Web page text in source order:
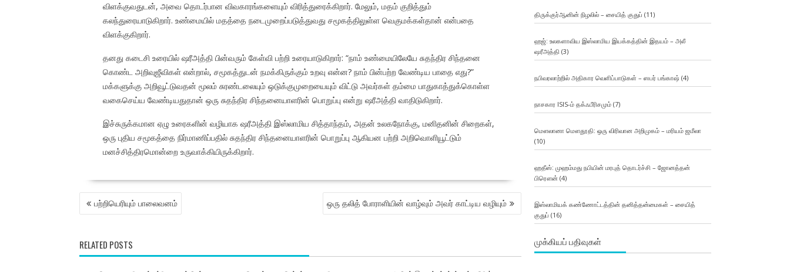
விளக்குவதுடன், அவை தொடர்பான விவகாரங்களையும் விரித்துரைக்கிறார். மேலும், மதம் குறித்தும்
கலந்துரையாடுகிறார். உண்மையில் மதத்தை நடைமுறைப்படுத்துவது சமூகத்திலுள்ள வெகுமக்கள்தான் என்பதை
விளக்குகிறார்.
தனது கடைசி உரையில் ஷரீஅத்தி பின்வரும் கேள்வி பற்றி உரையாடுகிறார்: “நாம் உண்மையிலேயே சுதந்திர சிந்தனை
கொண்ட அறிவுஜீவிகள் என்றால், சமூகத்துடன் நமக்கிருக்கும் உறவு என்ன? நாம் பின்பற்ற வேண்டிய பாதை எது?”
மக்களுக்கு அறிவூட்டுவதன் மூலம் சுரண்டலையும் ஒடுக்குமுறையையும் விட்டு அவர்கள் தம்மை பாதுகாத்துக்கொள்ள
வகைசெய்ய வேண்டியதுதான் ஒரு சுதந்திர சிந்தனையாளரின் பொறுப்பு என்று ஷரீஅத்தி வாதிடுகிறார்.
இச்சுருக்கமான ஏழு உரைகளின் வழியாக ஷரீஅத்தி இஸ்லாமிய சித்தாந்தம், அதன் உலகநோக்கு, மனிதனின் சிறைகள்,
ஒரு புதிய சமூகத்தை நிர்மாணிப்பதில் சுதந்திர சிந்தனையாளரின் பொறுப்பு ஆகியன பற்றி அறிவொளியூட்டும்
மனச்சித்திரமொன்றை உருவாக்கியிருக்கிறார்.
POST
NAVIGATION
பற்றியெரியும் பாலைவனம் ஒரு தலித் போராளியின் வாழ்வும் அவர் காட்டிய வழியும்
RELATED POSTS
திருக்குர்ஆனின் நிழலில் – சையித் குதுப் (11)
ஹஜ்: உலகளாவிய இஸ்லாமிய இயக்கத்தின் இதயம் – அலீ
ஷரீஅத்தி (3)
நபிவரலாற்றில் அதிகார வெளிப்பாடுகள் – ஸபர் பங்காஷ் (4)
நாசகார ISIS-ம் தக்ஃபீரிசமும்(7)
மௌலானா மௌதூதி: ஒரு விரிவான அறிமுகம் – மரியம் ஜமீலா
(10)
ஹதீஸ்: முஹம்மது நபியின் மரபுத் தொடர்ச்சி – ஜோனத்தன்
பிரௌன் (4)
இஸ்லாமியக் கண்ணோட்டத்தின் தனித்தன்மைகள் – சையித்
குதுப் (16)
முக்கியப் பதிவுகள்